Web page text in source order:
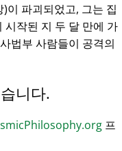
이 파괴되었고, 그는 집
시작된 지 두 달 만에 가
법부 사람들이 공격의
니다.
프